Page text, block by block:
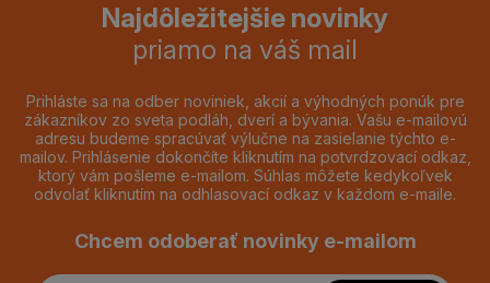
Najdôležitejšie novinky
priamo na váš mail
Prihláste sa na odber noviniek, akcií a výhodných ponúk pre
zákazníkov zo sveta podláh, dverí a bývania. Vašu e-mailovú
adresu budeme spracúvať výlučne na zasielanie týchto e-
mailov. Prihlásenie dokončíte kliknutím na potvrdzovací odkaz,
ktorý vám pošleme e-mailom. Súhlas môžete kedykoľvek
odvolať kliknutím na odhlasovací odkaz v každom e-maile.
Chcem odoberať novinky e-mailom